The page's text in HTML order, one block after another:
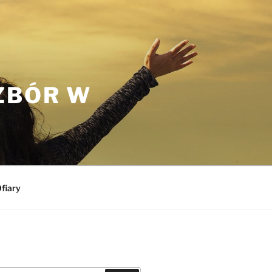
W